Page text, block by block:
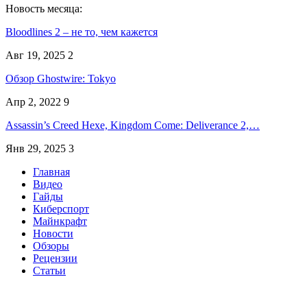
Новость месяца:
Bloodlines 2 – не то, чем кажется
Авг 19, 2025 2
Обзор Ghostwire: Tokyo
Апр 2, 2022 9
Assassin’s Creed Hexe, Kingdom Come: Deliverance 2,…
Янв 29, 2025 3
Главная
Видео
Гайды
Киберспорт
Майнкрафт
Новости
Обзоры
Рецензии
Статьи